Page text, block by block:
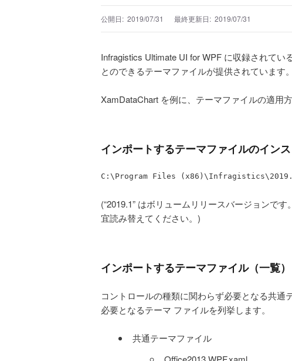
公開日: 2019/07/31 最終更新日: 2019/07/31
Infragistics Ultimate UI for WPF に収録されて
とのできるテーマファイルが提供されています。
XamDataChart を例に、テーマファイルの適用方
インポートするテーマファイルのイン
C:\Program Files
(“2019.1” はボリュームリリースバージョンで
宜読み替えてください。)
インポートするテーマファイル（一覧）
コントロールの種類に関わらず必要となる共通
必要となるテーマ ファイルを列挙します。
共通テーマファイル